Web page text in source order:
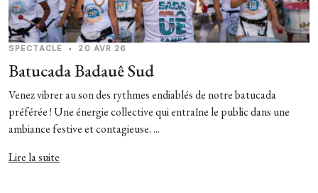
SPECTACLE • 20 AVR 26
Batucada Badauê Sud
Venez vibrer au son des rythmes endiablés de notre batucada
préférée ! Une énergie collective qui entraîne le public dans une
ambiance festive et contagieuse. ...
Lire la suite